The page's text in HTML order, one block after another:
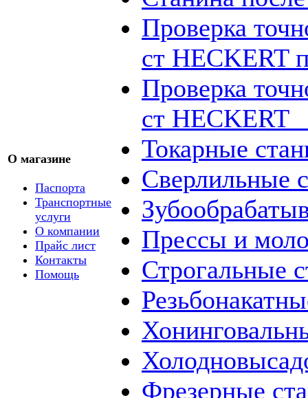
О магазине
Паспорта
Транспортные
услуги
О компании
Прайс лист
Контакты
Помощь
Проверка
ст HECKERT
Проверка
ст HECKERT
Токарные
Сверлильные
Прессы и
Строгальные
Фрезерные